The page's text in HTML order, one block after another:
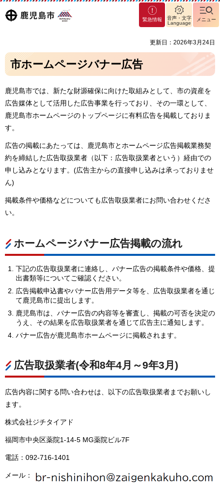
鹿児島
マグ
マシ
緊急情報
音声・文字
Language
メニュー
更新日：2026年3月24日
市ホームページバナー広告
鹿児島市では、新たな財源確保に向けた取組みとして、市の資産を
広告媒体として活用した広告事業を行っており、その一環として、
鹿児島市ホームページのトップページに有料広告を掲載しておりま
す。
広告の掲載にあたっては、鹿児島市とホームページ広告掲載業務契
約を締結した広告取扱業者（以下：広告取扱業者という）経由での
申し込みとなります。(広告主からの直接申し込みは承っておりませ
ん)
掲載条件や価格などについても広告取扱業者にお問い合わせくださ
い。
ホームページバナー広告掲載の流れ
下記の広告取扱業者に連絡し、バナー広告の掲載条件や価格、提
出書類等についてご確認ください。
広告掲載申込書やバナー広告用データ等を、広告取扱業者を通じ
て鹿児島市に提出します。
鹿児島市は、バナー広告の内容等を審査し、掲載の可否を決定の
うえ、その結果を広告取扱業者を通じて広告主に通知します。
バナー広告が鹿児島市ホームページに掲載されます。
広告取扱業者(令和8年4月～9年3月)
広告内容に関する問い合わせは、以下の広告取扱業者までお願いし
ます。
株式会社ジチタイアド
福岡市中央区薬院1-14-5 MG薬院ビル7F
電話：092-716-1401
メール：